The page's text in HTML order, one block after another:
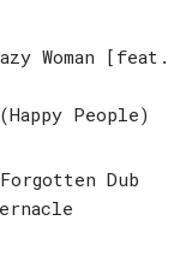
Woman [feat.
People)
Dub